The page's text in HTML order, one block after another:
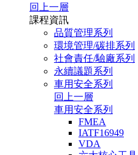
回上一層
課程資訊
品質管理系列
環境管理/碳排系列
社會責任/驗廠系列
永續議題系列
車用安全系列
回上一層
車用安全系列
FMEA
IATF16949
VDA